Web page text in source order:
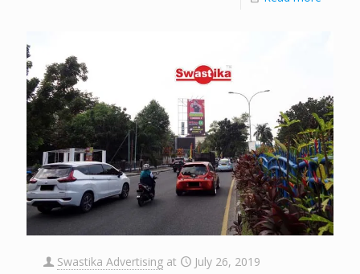
Swastika Advertising at July 26, 2019